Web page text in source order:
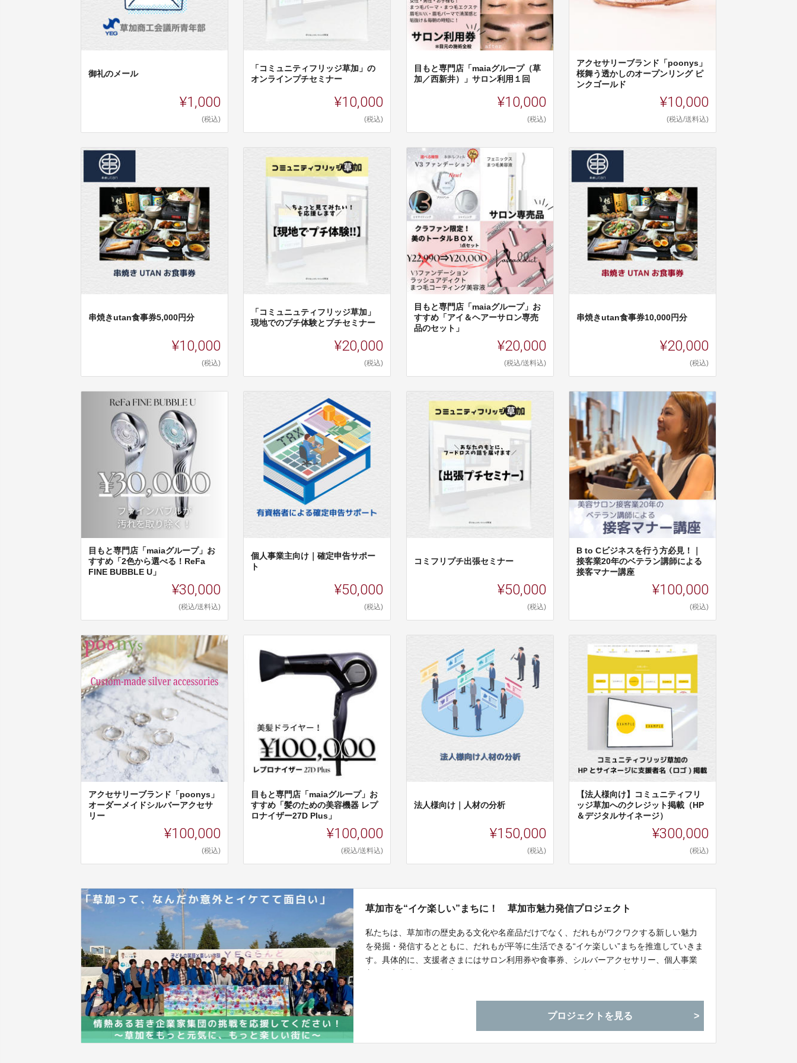
御礼のメール
¥1,000
(税込)
「コミュニティフリッジ草加」の
オンラインプチセミナー
¥10,000
(税込)
目もと専門店「maiaグループ（草
加／西新井）」サロン利用１回
¥10,000
(税込)
アクセサリーブランド「poonys」
桜舞う透かしのオープンリング ピ
ンクゴールド
¥10,000
(税込/送料込)
串焼きutan食事券5,000円分
¥10,000
(税込)
「コミュニュティフリッジ草加」
現地でのプチ体験とプチセミナー
¥20,000
(税込)
目もと専門店「maiaグループ」お
すすめ「アイ＆ヘアーサロン専売
品のセット」
¥20,000
(税込/送料込)
串焼きutan食事券10,000円分
¥20,000
(税込)
目もと専門店「maiaグループ」お
すすめ「2色から選べる！ReFa
FINE BUBBLE U」
¥30,000
(税込/送料込)
個人事業主向け｜確定申告サポー
ト
¥50,000
(税込)
コミフリプチ出張セミナー
¥50,000
(税込)
B to Cビジネスを行う方必見！｜
接客業20年のベテラン講師による
接客マナー講座
¥100,000
(税込)
アクセサリーブランド「poonys」
オーダーメイドシルバーアクセサ
リー
¥100,000
(税込)
目もと専門店「maiaグループ」お
すすめ「髪のための美容機器 レプ
ロナイザー27D Plus」
¥100,000
(税込/送料込)
法人様向け｜人材の分析
¥150,000
(税込)
【法人様向け】コミュニティフリ
ッジ草加へのクレジット掲載（HP
＆デジタルサイネージ）
¥300,000
(税込)
草加市を“イケ楽しい”まちに！ 草加市魅力発信プロジェクト
私たちは、草加市の歴史ある文化や名産品だけでなく、だれもがワクワクする新しい魅力
を発掘・発信するとともに、だれもが平等に生活できる“イケ楽しい”まちを推進していきま
す。具体的に、支援者さまにはサロン利用券や食事券、シルバーアクセサリー、個人事業
す。支援をする人、支援を受ける人、みんなにとっていい街にする取り組みの応援をお願
プロジェクトを見る